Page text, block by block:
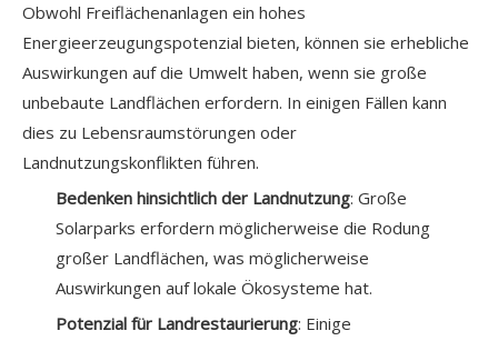
Obwohl Freiflächenanlagen ein hohes
Energieerzeugungspotenzial bieten, können sie erhebliche
Auswirkungen auf die Umwelt haben, wenn sie große
unbebaute Landflächen erfordern. In einigen Fällen kann
dies zu Lebensraumstörungen oder
Landnutzungskonflikten führen.
Bedenken hinsichtlich der Landnutzung: Große
Solarparks erfordern möglicherweise die Rodung
großer Landflächen, was möglicherweise
Auswirkungen auf lokale Ökosysteme hat.
Potenzial für Landrestaurierung: Einige